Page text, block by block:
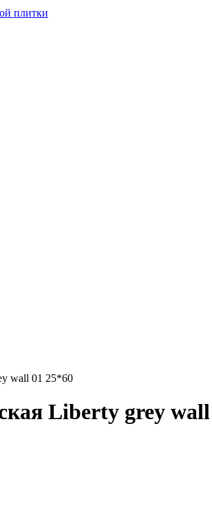
плитки
wall 01 25*60
Liberty grey wall